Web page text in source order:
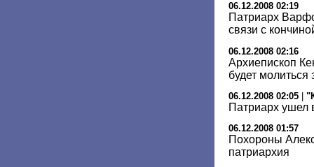
06.12.2008 02:19
Патриарх
связи с
06.12.2008 02:16
Архиепископ
будет
06.12.2008 02:05
Патриарх ушел
06.12.2008 01:57
Похороны
патриархия